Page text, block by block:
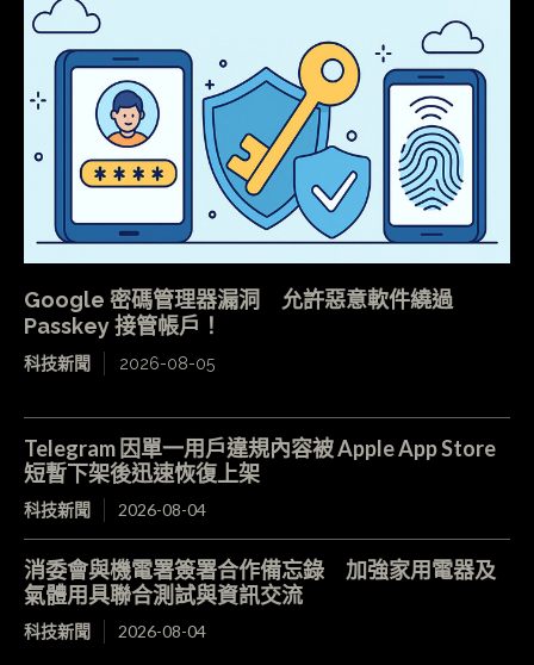
Google 密碼管理器漏洞 允許惡意軟件繞過
Passkey 接管帳戶！
科技新聞 2026-08-05
Telegram 因單一用戶違規內容被 Apple App Store
短暫下架後迅速恢復上架
科技新聞 2026-08-04
消委會與機電署簽署合作備忘錄 加強家用電器及
氣體用具聯合測試與資訊交流
科技新聞 2026-08-04